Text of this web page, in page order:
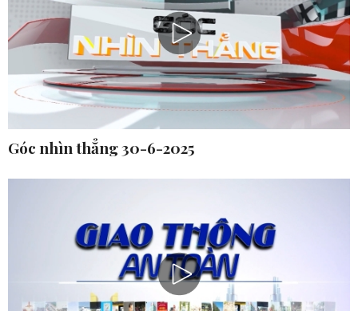
Góc nhìn thẳng 30-6-2025